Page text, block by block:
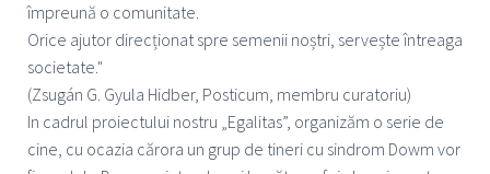
împreună o comunitate.
Orice ajutor direcționat spre semenii noștri, servește întreaga
societate."
(Zsugán G. Gyula Hidber, Posticum, membru curatoriu)
In cadrul proiectului nostru „Egalitas”, organizăm o serie de
cine, cu ocazia cărora un grup de tineri cu sindrom Dowm vor